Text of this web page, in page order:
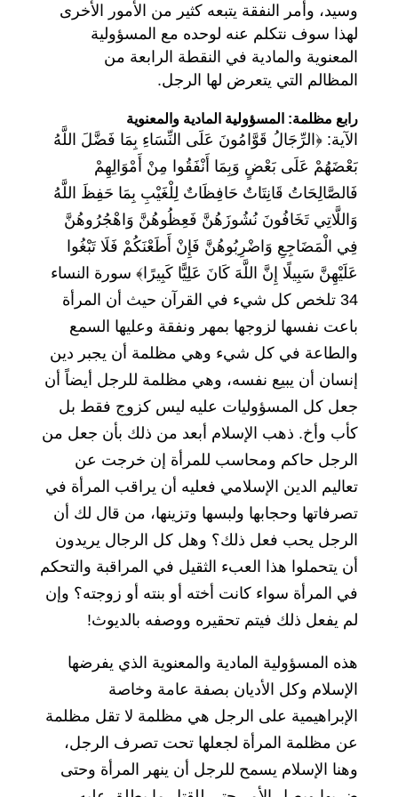
وسيد، وأمر النفقة يتبعه كثير من الأمور الأخرى
لهذا سوف نتكلم عنه لوحده مع المسؤولية
المعنوية والمادية في النقطة الرابعة من
المظالم التي يتعرض لها الرجل.
رابع مظلمة: المسؤولية المادية والمعنوية
الآية: ﴿الرِّجَالُ قَوَّامُونَ عَلَى النِّسَاءِ بِمَا فَضَّلَ اللَّهُ
بَعْضَهُمْ عَلَى بَعْضٍ وَبِمَا أَنْفَقُوا مِنْ أَمْوَالِهِمْ
فَالصَّالِحَاتُ قَانِتَاتٌ حَافِظَاتٌ لِلْغَيْبِ بِمَا حَفِظَ اللَّهُ
وَاللَّاتِي تَخَافُونَ نُشُوزَهُنَّ فَعِظُوهُنَّ وَاهْجُرُوهُنَّ
فِي الْمَضَاجِعِ وَاضْرِبُوهُنَّ فَإِنْ أَطَعْنَكُمْ فَلَا تَبْغُوا
عَلَيْهِنَّ سَبِيلًا إِنَّ اللَّهَ كَانَ عَلِيًّا كَبِيرًا﴾ سورة النساء
34 تلخص كل شيء في القرآن حيث أن المرأة
باعت نفسها لزوجها بمهر ونفقة وعليها السمع
والطاعة في كل شيء وهي مظلمة أن يجبر دين
إنسان أن يبيع نفسه، وهي مظلمة للرجل أيضاً أن
جعل كل المسؤوليات عليه ليس كزوج فقط بل
كأب وأخ. ذهب الإسلام أبعد من ذلك بأن جعل من
الرجل حاكم ومحاسب للمرأة إن خرجت عن
تعاليم الدين الإسلامي فعليه أن يراقب المرأة في
تصرفاتها وحجابها ولبسها وتزينها، من قال لك أن
الرجل يحب فعل ذلك؟ وهل كل الرجال يريدون
أن يتحملوا هذا العبء الثقيل في المراقبة والتحكم
في المرأة سواء كانت أخته أو بنته أو زوجته؟ وإن
لم يفعل ذلك فيتم تحقيره ووصفه بالديوث!
هذه المسؤولية المادية والمعنوية الذي يفرضها
الإسلام وكل الأديان بصفة عامة وخاصة
الإبراهيمية على الرجل هي مظلمة لا تقل مظلمة
عن مظلمة المرأة لجعلها تحت تصرف الرجل،
وهنا الإسلام يسمح للرجل أن ينهر المرأة وحتى